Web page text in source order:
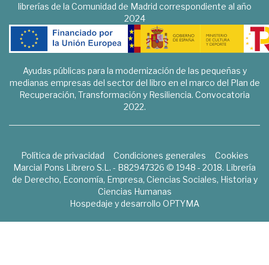
librerías de la Comunidad de Madrid correspondiente al año
2024
Ayudas públicas para la modernización de las pequeñas y
medianas empresas del sector del libro en el marco del Plan de
Recuperación, Transformación y Resiliencia. Convocatoria
2022.
Política de privacidad Condiciones generales
Cookies
Marcial Pons Librero S.L. - B82947326 © 1948 - 2018. Librería
de Derecho, Economía, Empresa, Ciencias Sociales, Historia y
Ciencias Humanas
Hospedaje y desarrollo OPTYMA